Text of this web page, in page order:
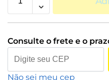
Consulte o frete e o
Não sei meu cep